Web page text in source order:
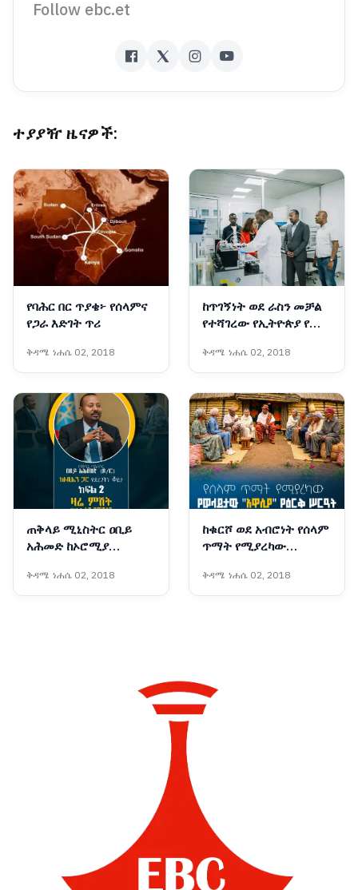
Follow ebc.et
ተያያዥ ዜናዎች:
የባሕር በር ጥያቄ፦ የሰላምና
የጋራ እድገት ጥሪ
ቅዳሜ ነሐሴ 02, 2018
ከጥገኝነት ወደ ራስን መቻል
የተሻገረው የኢትዮጵያ የጤና
ቅዳሜ ነሐሴ 02, 2018
ጠቅላይ ሚኒስትር ዐቢይ
አሕመድ ከኦሮሚያ
(OBN) ጋር ያደረጉት ቆይታ
ክፍል 2
ቅዳሜ ነሐሴ 02, 2018
ከቁርሾ ወደ አብሮነት የሰላም
ጥማት የሚያረካው
ሥርዓት
ቅዳሜ ነሐሴ 02, 2018